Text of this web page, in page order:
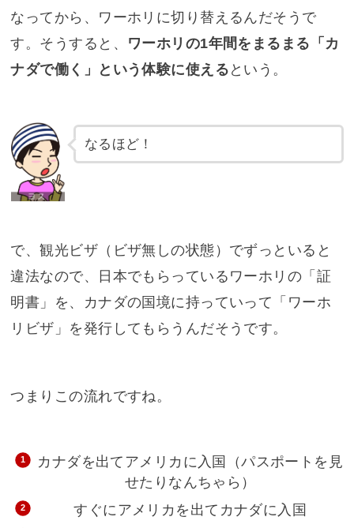
なってから、ワーホリに切り替えるんだそうで
す。そうすると、
ワーホリの1年間をまるまる「カ
ナダで働く」という体験に使える という。
なるほど！
で、観光ビザ（ビザ無しの状態）でずっといると
違法なので、日本でもらっているワーホリの「証
明書」を、カナダの国境に持っていって「ワーホ
リビザ」を発行してもらうんだそうです。
つまりこの流れですね。
カナダを出てアメリカに入国（パスポートを見
せたりなんちゃら）
すぐにアメリカを出てカナダに入国